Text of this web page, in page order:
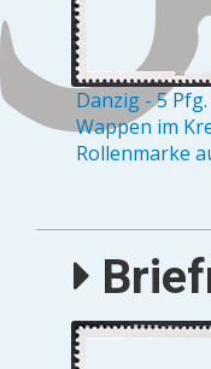
Danzig - 5 Pfg.
Wappen im
Rollenmarke